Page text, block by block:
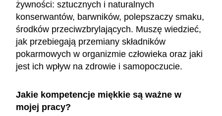
żywności: sztucznych i naturalnych
konserwantów, barwników, polepszaczy smaku,
środków przeciwzbrylających. Muszę wiedzieć,
jak przebiegają przemiany składników
pokarmowych w organizmie człowieka oraz jaki
jest ich wpływ na zdrowie i samopoczucie.
Jakie kompetencje miękkie są ważne w
mojej pracy?